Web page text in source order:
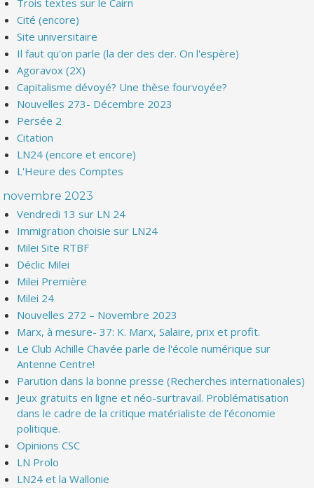
Trois textes sur le Cairn
Cité (encore)
Site universitaire
Il faut qu'on parle (la der des der. On l'espère)
Agoravox (2X)
Capitalisme dévoyé? Une thèse fourvoyée?
Nouvelles 273- Décembre 2023
Persée 2
Citation
LN24 (encore et encore)
L'Heure des Comptes
novembre 2023
Vendredi 13 sur LN 24
Immigration choisie sur LN24
Milei Site RTBF
Déclic Milei
Milei Première
Milei 24
Nouvelles 272 – Novembre 2023
Marx, à mesure- 37: K. Marx, Salaire, prix et profit.
Le Club Achille Chavée parle de l'école numérique sur
Antenne Centre!
Parution dans la bonne presse (Recherches internationales)
Jeux gratuits en ligne et néo-surtravail. Problématisation
dans le cadre de la critique matérialiste de l’économie
politique.
Opinions CSC
LN Prolo
LN24 et la Wallonie